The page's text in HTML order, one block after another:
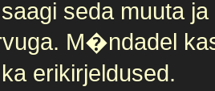
seda muuta
M�ndadel
erikirjeldused.